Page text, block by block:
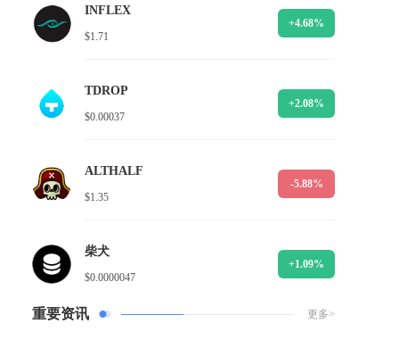
INFLEX
$1.71
+4.68%
TDROP
$0.00037
+2.08%
ALTHALF
$1.35
-5.88%
柴犬
$0.0000047
+1.09%
重要资讯 更多>